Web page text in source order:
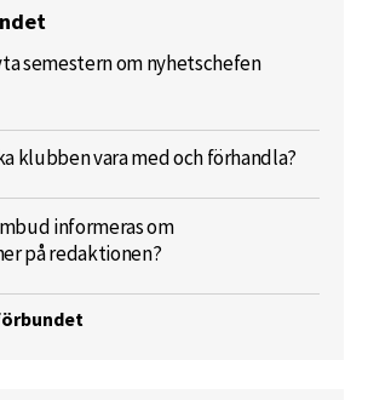
semestern om nyhetschefen
klubben vara med och förhandla?
informeras om
på redaktionen?